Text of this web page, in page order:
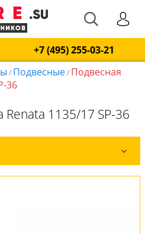
+7 (495) 255-03-21
/ Подвесные/ Подвесная
36
1135/17 SP-36